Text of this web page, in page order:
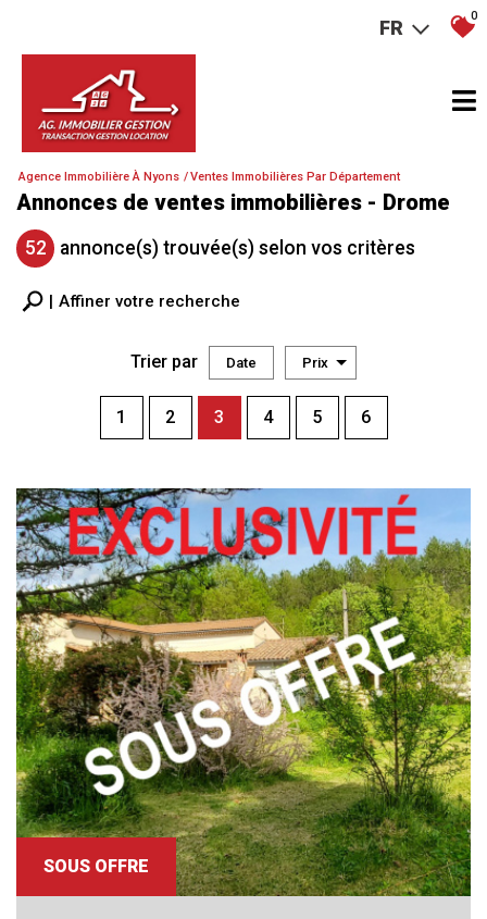
FR
0
Agence Immobilière À Nyons Ventes Immobilières Par Département
Annonces de ventes immobilières - Drome
52 annonce(s) trouvée(s) selon vos critères
Affiner votre recherche
5KM 10KM 25KM
Critères supplémentaires
RECHERCHER
+ de critéres +
Trier par Date Prix
1 2 3 4 5 6
SOUS OFFRE